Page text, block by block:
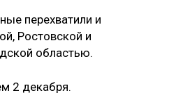
перехватили и
Ростовской и
областью.
2 декабря.